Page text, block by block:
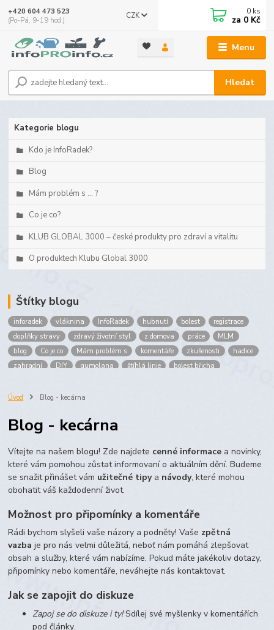
Menu
CZK
Hledat
+420 604 473 523
(Po-Pá, 9-19 hod.)
0 ks
za 0 Kč
Kategorie blogu
Kdo je InfoRadek?
Blog
Mám problém s ... ?
Co je co?
KLUB GLOBAL 3000 – české produkty pro zdraví a vitalitu
O produktech Klubu Global 3000
Štítky blogu
inforadek vláknina InfoRadek hubnutí bolest
registrace
doplňky stravy
zdravý životní styl z domova práce
MLM
blog
Co je co Mám problém s komentáře zkušenosti
hadice
zahradní
DIY gumolana štíhlá linie
bolest břicha
Prokloub
Vláknina
maltodextrin
škrob skrob
Úvod Blog - kecárna
Blog - kecárna
Vítejte na našem blogu! Zde najdete cenné informace a novinky,
které vám pomohou zůstat informovaní o aktuálním dění. Budeme
se snažit přinášet vám užitečné tipya návody, které mohou
obohatit váš každodenní život.
Možnost pro připomínky a komentáře
Rádi bychom slyšeli vaše názory a podněty! Vaše zpětná
vazba je pro nás velmi důležitá, neboť nám pomáhá zlepšovat
obsah a služby, které vám nabízíme. Pokud máte jakékoliv dotazy,
připomínky nebo komentáře, neváhejte nás kontaktovat.
Jak se zapojit do diskuze
Zapoj se do diskuze i ty!Sdílej své myšlenky v komentářích
pod články.